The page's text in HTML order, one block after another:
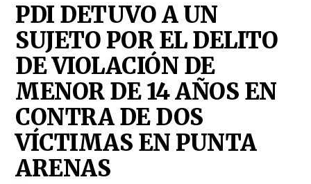
PDI DETUVO A UN
SUJETO POR EL DELITO
DE VIOLACIÓN DE
MENOR DE 14 AÑOS EN
CONTRA DE DOS
VÍCTIMAS EN PUNTA
ARENAS